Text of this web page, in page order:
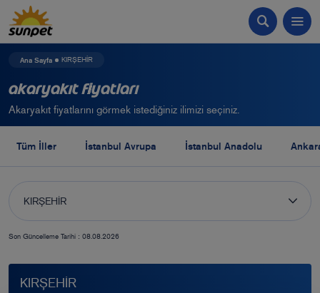
Ana Sayfa KIRŞEHİR
Akaryakıt Fiyatları
Akaryakıt fiyatlarını görmek istediğiniz ilimizi seçiniz.
Tüm İller İstanbul Avrupa İstanbul Anadolu
KIRŞEHİR
Son Güncelleme Tarihi : 08.08.2026
KIRŞEHİR